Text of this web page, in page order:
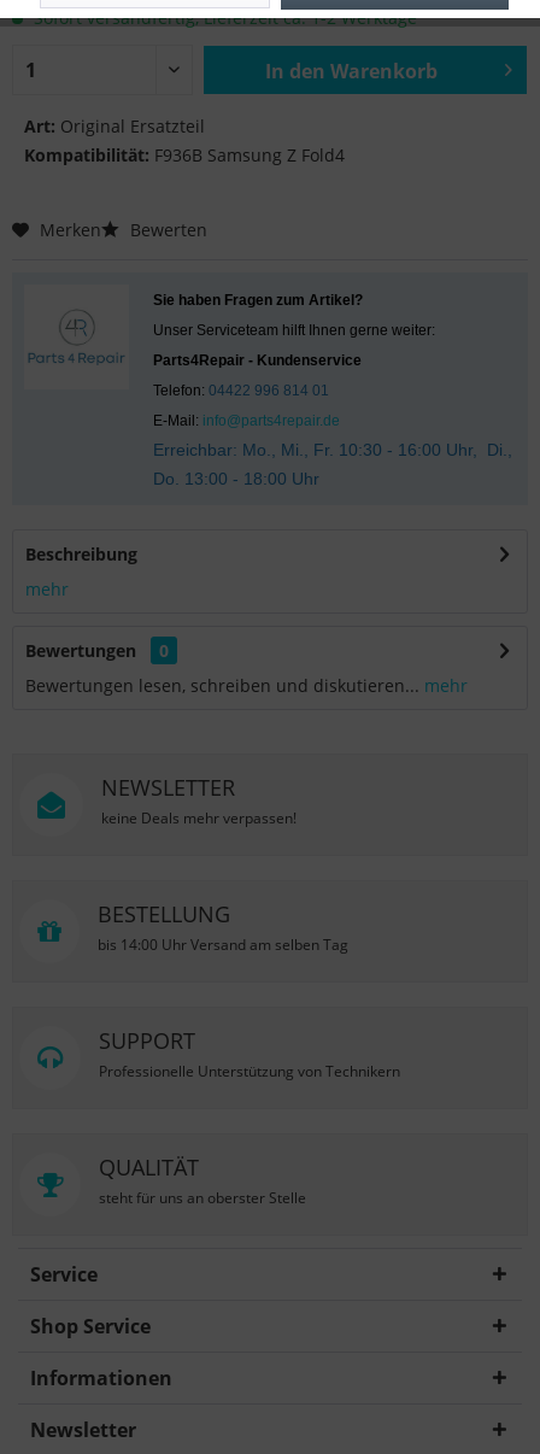
Sofort versandfertig, Lieferzeit ca. 1-2 Werktage
In den Warenkorb
Art: Original Ersatzteil
Kompatibilität: F936B Samsung Z Fold4
Merken Bewerten
Sie haben Fragen zum Artikel?
Unser Serviceteam hilft Ihnen gerne weiter:
Parts4Repair - Kundenservice
Telefon: 04422 996 814 01
E-Mail: info@parts4repair.de
Erreichbar: Mo., Mi., Fr. 10:30 - 16:00 Uhr, Di.,
Do. 13:00 - 18:00 Uhr
Beschreibung
mehr
Bewertungen
0
Bewertungen lesen, schreiben und diskutieren... mehr
NEWSLETTER
keine Deals mehr verpassen!
BESTELLUNG
bis 14:00 Uhr Versand am selben Tag
SUPPORT
Professionelle Unterstützung von Technikern
QUALITÄT
steht für uns an oberster Stelle
Service
Shop Service
Informationen
Newsletter